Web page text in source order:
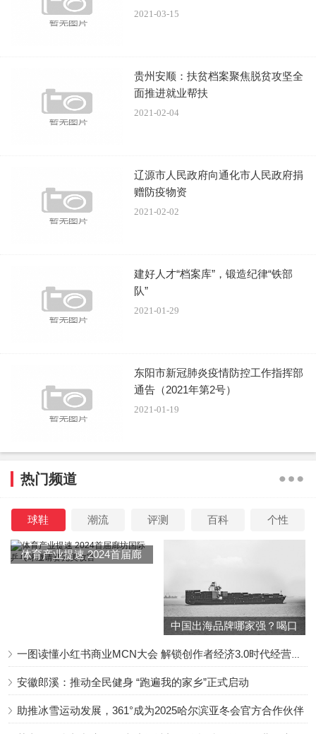
顺市启动了“有英雄的城市必定有温暖的记忆”主题活动，将
散落在社会和个人手中的有价值的战疫档案资料征集入库集
档案为抓手，在国内首家建成了援鄂医务工作者档案库，确
保真实完整地记录全市上下特别是一线医务工作者抗击新冠
肺炎疫情、共克时艰的真实历程，让安顺人民众志成城抗疫
——什么是活性成长态档案？
活性成长态档案，广义上仍属于个人档案范畴，遵循一
人一档的原则进行立卷归档、管理利用。但与传统个人档案
不同的是，活性成长态档案在归档范围上把“人”作为档案的
实行动态全过程规范记录，确保档案始终呈现出“体量”成
长、“数量”增长、“内涵”兼长的发展态势，丰富和拓展档案资
安顺市作为活性成长态档案这一创新经验和文化品牌的
发源地，在创建文明城市工作中积极探索为辖区内“中国好
讲好安顺“好人”故事，把道德典型的榜样力量转化为千万群
众的生动实践，有力提升了全市的文化内涵和精神“海拔”。
点赞，社会反响强烈深受群众好评，在群众中还口口相传
着“西部之秀神奇多，这里精美的石头会唱歌，这里的好人特
别多，这里的‘档案’会唠嗑”的俚语。
2021-03-15
贵州安顺：扶贫档案聚焦脱贫攻坚全
面推进就业帮扶
2021-02-04
辽源市人民政府向通化市人民政府捐
赠防疫物资
2021-02-02
建好人才“档案库”，锻造纪律“铁部
队”
2021-01-29
东阳市新冠肺炎疫情防控工作指挥部
通告（2021年第2号）
2021-01-19
热门频道
球鞋 潮流 评测 百科 个性
体育产业提速 2024首届廊
中国出海品牌哪家强？喝口
安徽郎溪：推动全民健身 “跑遍我的家乡”正式启动
助推冰雪运动发展，361°成为2025哈尔滨亚冬会官方合作伙伴